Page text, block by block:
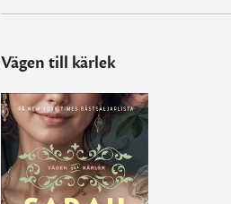
Vägen till kärlek